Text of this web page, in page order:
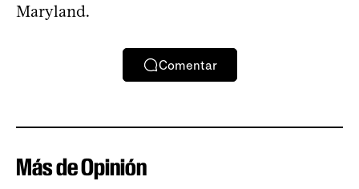
Maryland.
Comentar
Más de Opinión